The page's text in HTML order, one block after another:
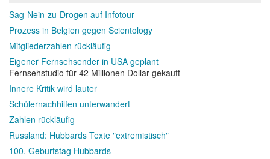
Sag-Nein-zu-Drogen auf Infotour
Prozess in Belgien gegen Scientology
Mitgliederzahlen rückläufig
Eigener Fernsehsender in USA geplant
Fernsehstudio für 42 Millionen Dollar gekauft
Innere Kritik wird lauter
Schülernachhilfen unterwandert
Zahlen rückläufig
Russland: Hubbards Texte "extremistisch"
100. Geburtstag Hubbards